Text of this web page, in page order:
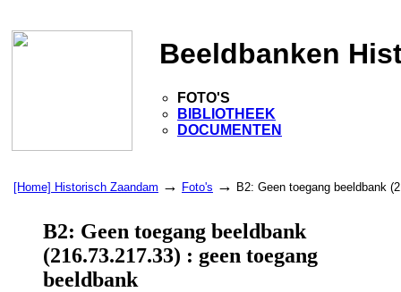
Beeldbanken
FOTO'S
BIBLIOTHEEK
DOCUMENTEN
[Home] Historisch Zaandam → Foto's → B2: Geen toegang beeldbank
B2: Geen toegang beeldbank
(216.73.217.33) : geen toegang
beeldbank